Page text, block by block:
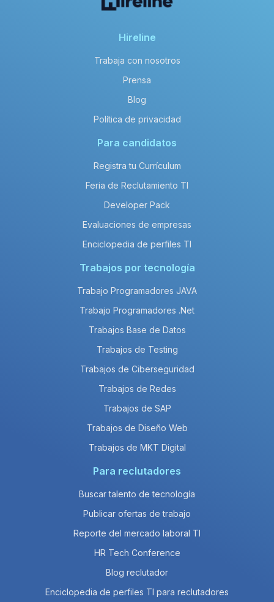
Hireline
Trabaja con nosotros
Prensa
Blog
Política de privacidad
Para candidatos
Registra tu Currículum
Feria de Reclutamiento TI
Developer Pack
Evaluaciones de empresas
Enciclopedia de perfiles TI
Trabajos por tecnología
Trabajo Programadores JAVA
Trabajo Programadores .Net
Trabajos Base de Datos
Trabajos de Testing
Trabajos de Ciberseguridad
Trabajos de Redes
Trabajos de SAP
Trabajos de Diseño Web
Trabajos de MKT Digital
Para reclutadores
Buscar talento de tecnología
Publicar ofertas de trabajo
Reporte del mercado laboral TI
HR Tech Conference
Blog reclutador
Enciclopedia de perfiles TI para reclutadores